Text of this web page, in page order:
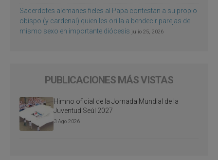
Sacerdotes alemanes fieles al Papa contestan a su propio
obispo (y cardenal) quien les orilla a bendecir parejas del
mismo sexo en importante diócesis julio 25, 2026
PUBLICACIONES MÁS VISTAS
Himno oficial de la Jornada Mundial de la
Juventud Seúl 2027
3 Ago 2026